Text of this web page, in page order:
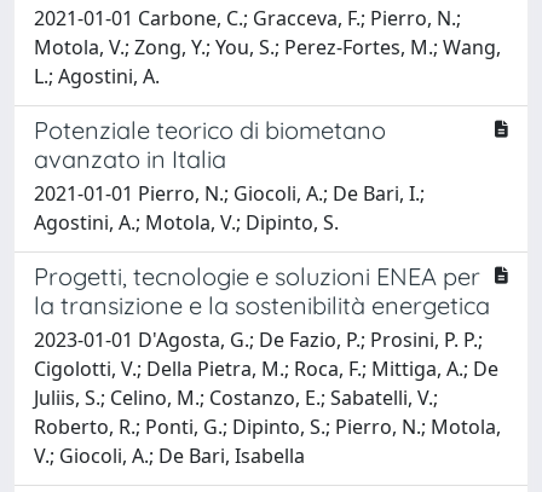
2021-01-01 Carbone, C.; Gracceva, F.; Pierro, N.;
Motola, V.; Zong, Y.; You, S.; Perez-Fortes, M.; Wang,
L.; Agostini, A.
Potenziale teorico di biometano
avanzato in Italia
2021-01-01 Pierro, N.; Giocoli, A.; De Bari, I.;
Agostini, A.; Motola, V.; Dipinto, S.
Progetti, tecnologie e soluzioni ENEA per
la transizione e la sostenibilità energetica
2023-01-01 D'Agosta, G.; De Fazio, P.; Prosini, P. P.;
Cigolotti, V.; Della Pietra, M.; Roca, F.; Mittiga, A.; De
Juliis, S.; Celino, M.; Costanzo, E.; Sabatelli, V.;
Roberto, R.; Ponti, G.; Dipinto, S.; Pierro, N.; Motola,
V.; Giocoli, A.; De Bari, Isabella